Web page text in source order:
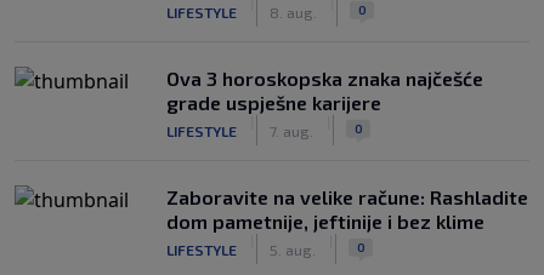
LIFESTYLE 8. aug. 0
Ova 3 horoskopska znaka najčešće
grade uspješne karijere
LIFESTYLE 7. aug. 0
Zaboravite na velike račune: Rashladite
dom pametnije, jeftinije i bez klime
LIFESTYLE 5. aug. 0